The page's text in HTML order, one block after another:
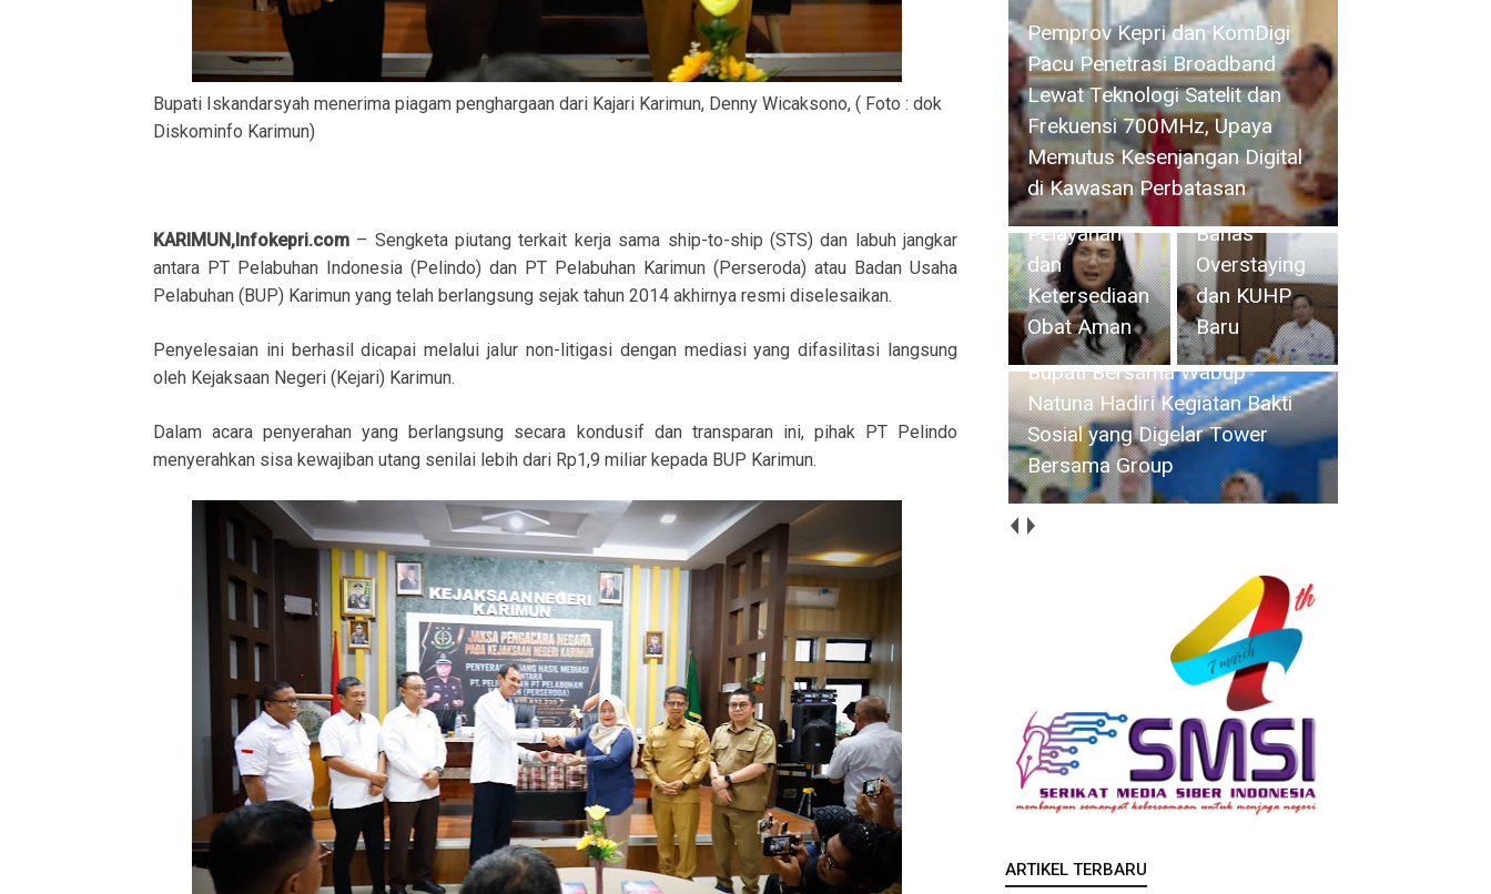
Bupati Iskandarsyah menerima piagam penghargaan dari Kajari Karimun, Denny Wicaksono, ( Foto : dok
Diskominfo Karimun)
KARIMUN,Infokepri.com – Sengketa piutang terkait kerja sama ship-to-ship (STS) dan labuh jangkar
antara PT Pelabuhan Indonesia (Pelindo) dan PT Pelabuhan Karimun (Perseroda) atau Badan Usaha
Pelabuhan (BUP) Karimun yang telah berlangsung sejak tahun 2014 akhirnya resmi diselesaikan.
Penyelesaian ini berhasil dicapai melalui jalur non-litigasi dengan mediasi yang difasilitasi langsung
oleh Kejaksaan Negeri (Kejari) Karimun.
Dalam acara penyerahan yang berlangsung secara kondusif dan transparan ini, pihak PT Pelindo
menyerahkan sisa kewajiban utang senilai lebih dari Rp1,9 miliar kepada BUP Karimun.
Pemprov Kepri dan KomDigi
Pacu Penetrasi Broadband
Lewat Teknologi Satelit dan
Frekuensi 700MHz, Upaya
Memutus Kesenjangan Digital
di Kawasan Perbatasan
Perkuat
Sinergi
Kelembagaan,
RSBP Batam
dan BPOM
Pastikan
Pelayanan
dan
Ketersediaan
Obat Aman
Kunker
Deputi
Imigrasi dan
Pemasyarakatan
Kemenko
Kumham
Imipas,
Bahas
Overstaying
dan KUHP
Baru
Bupati Bersama Wabup
Natuna Hadiri Kegiatan Bakti
Sosial yang Digelar Tower
Bersama Group
ARTIKEL TERBARU